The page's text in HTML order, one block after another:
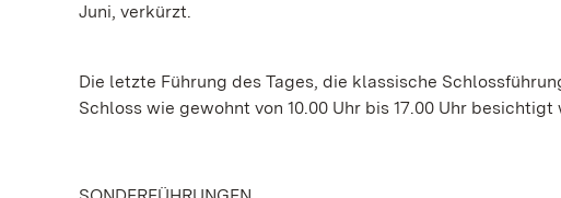
Juni, verkürzt.
Die letzte Führung des Tages, die klassische
Schloss wie gewohnt von 10.00 Uhr bis 17.00 Uhr besichtigt